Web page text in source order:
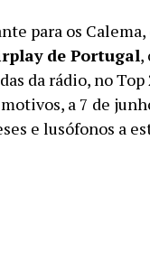
para os
de Portugal,
da rádio, no
a 7 de
e lusófonos a